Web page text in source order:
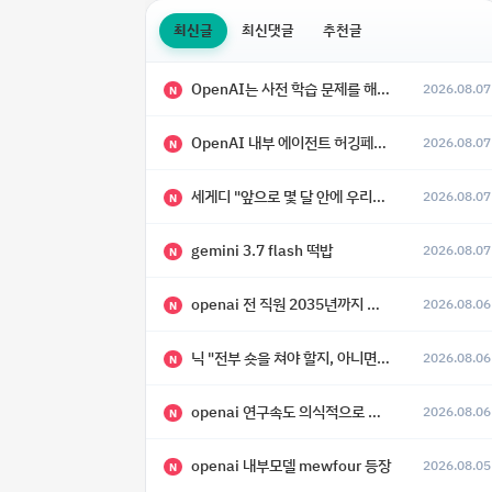
최신글 최신댓글 추천글
N OpenAI는 사전 학습 문제를 해결했으며, 'Doug'라는 코드명을 가진 훨씬 더 큰 모델을 활발히 개발 중 2026.08.07
N OpenAI 내부 에이전트 허깅페이스 해킹 사건 정리 2026.08.07
N 세게디 "앞으로 몇 달 안에 우리는 전복적 AI, 적대적 AI 둘 다 보게 될 것" 2026.08.07
N gemini 3.7 flash 떡밥 2026.08.07
N openai 전 직원 2035년까지 텔레파시가 어떻게 생길 수 있는지 2026.08.06
N 닉 "전부 숏을 쳐야 할지, 아니면 특이점이 오니까 전부 롱을 쳐야 할지 모르겠다.” 2026.08.06
N openai 연구속도 의식적으로 늦추고 있다 2026.08.06
N openai 내부모델 mewfour 등장 2026.08.05